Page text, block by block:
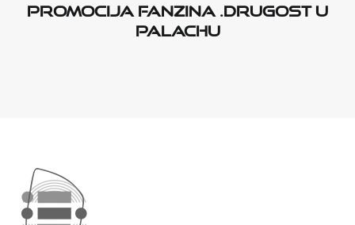
Promocija fanzina .drugost u
Palachu